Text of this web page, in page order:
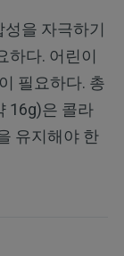
을 자극하기
하다. 어린이
필요하다. 총
16g)은 콜라
유지해야 한